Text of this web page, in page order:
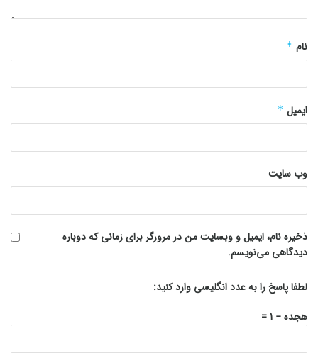
نام *
ایمیل *
وب‌ سایت
ذخیره نام، ایمیل و وبسایت من در مرورگر برای زمانی که دوباره
دیدگاهی می‌نویسم.
لطفا پاسخ را به عدد انگلیسی وارد کنید:
هجده − 1 =